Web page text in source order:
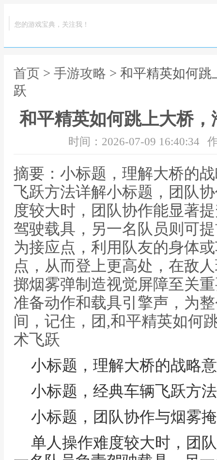
您的游戏宝典，关注我！
首页 > 手游攻略 > 和平精英如何
跃
和平精英如何跳上大桥
时间：2026-07-09 16:40:34
摘要：小标题，理解大桥的
飞跃方法详解小标题，团队
度较大时，团队协作能显著
驾驶载具，另一名队员则可
为接应点，利用队友的身体
点，从而登上更高处，在敌
掷烟雾弹制造视觉屏障至关
准备动作和载具引擎声，为
间，记住，团,和平精英如何
术飞跃
小标题，理解大桥的战略
小标题，经典车辆飞跃方
小标题，团队协作与烟雾
单人操作难度较大时，团